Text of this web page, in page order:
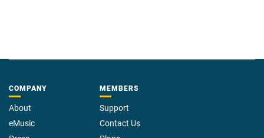
COMPANY
About
eMusic
MEMBERS
Support
Contact Us